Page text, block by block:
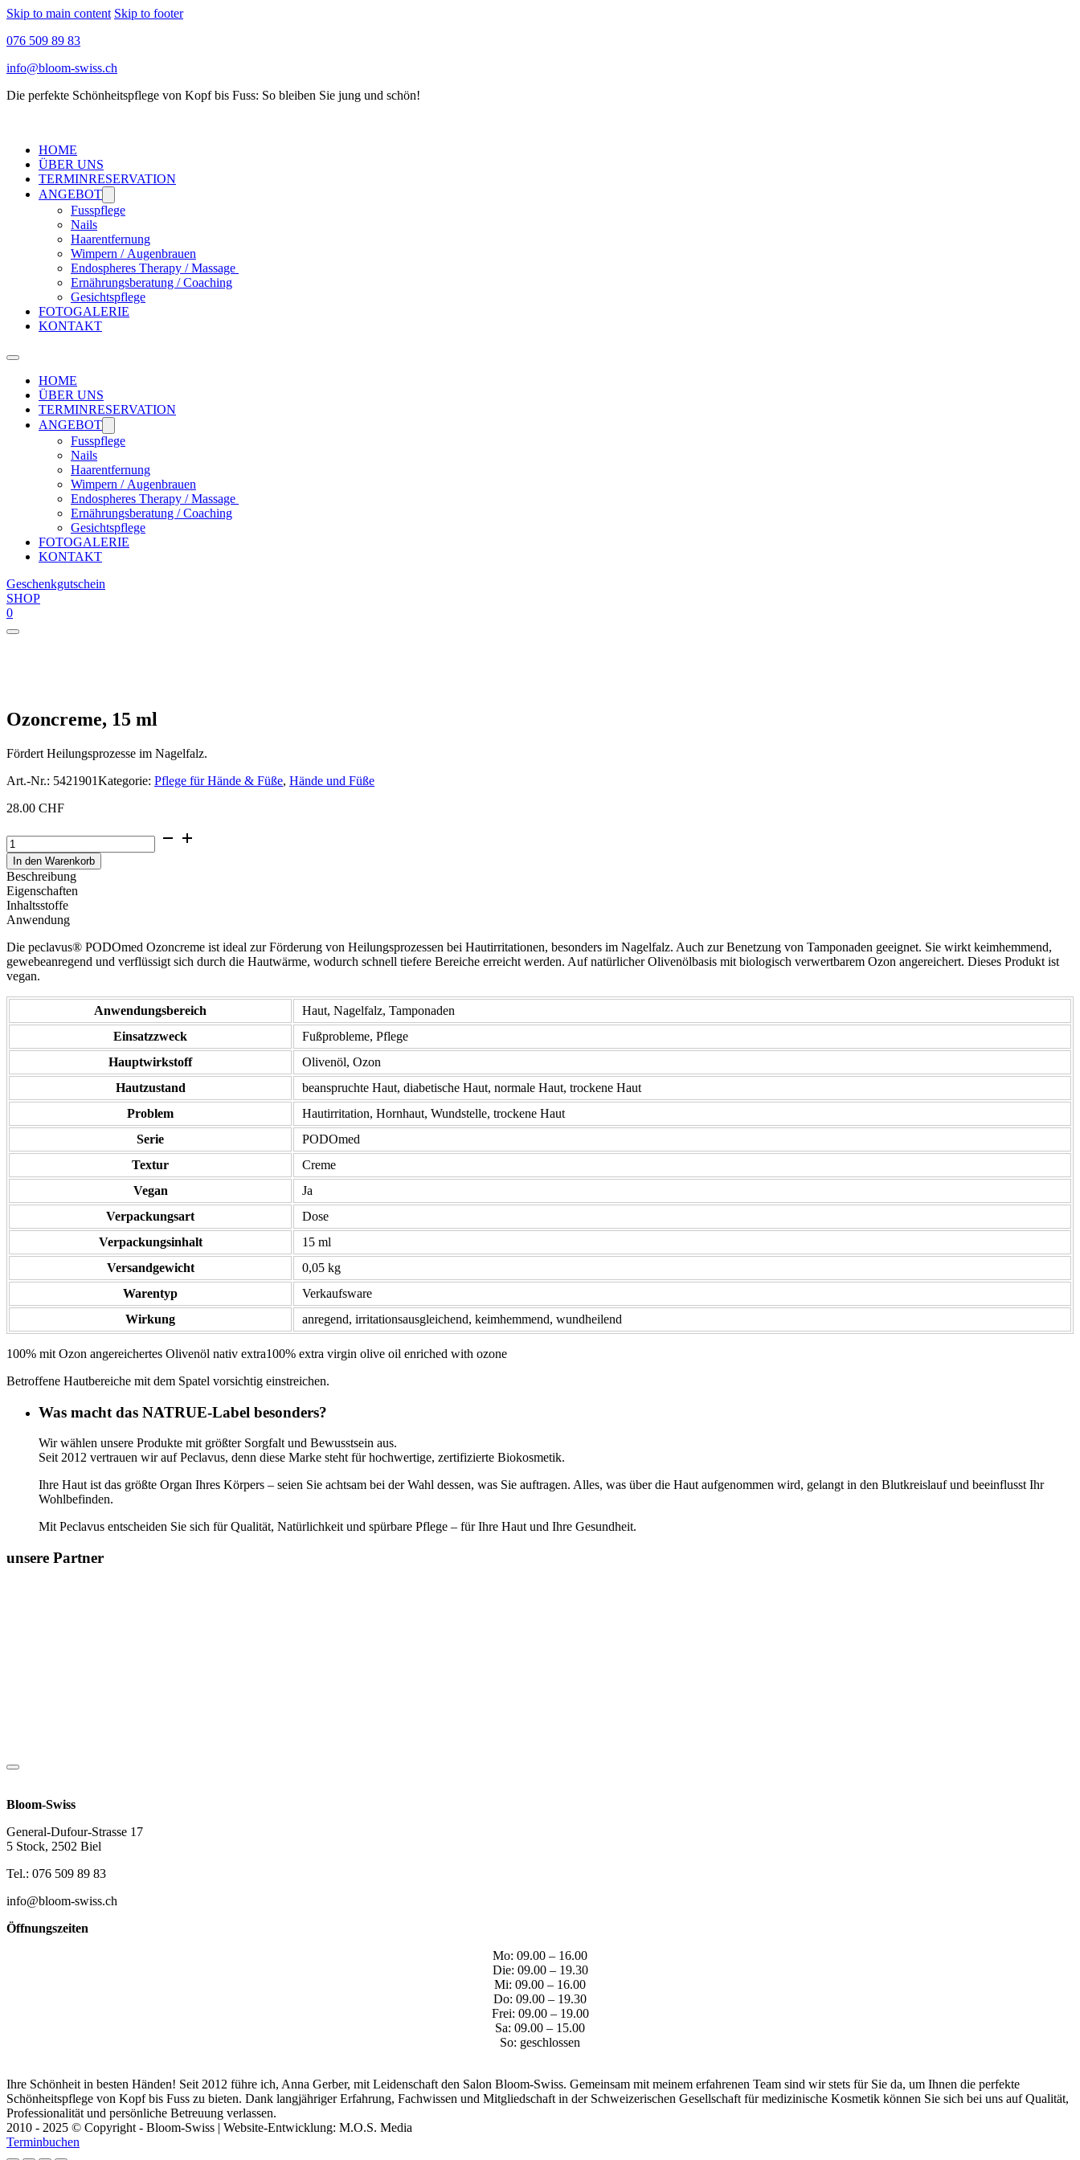
Skip to main content Skip to footer
076 509 89 83
info@bloom-swiss.ch
Die perfekte Schönheitspflege von Kopf bis Fuss: So bleiben Sie jung und schön!
HOME
ÜBER UNS
TERMINRESERVATION
ANGEBOT
Fusspflege
Nails
Haarentfernung
Wimpern / Augenbrauen
Endospheres Therapy / Massage
Ernährungsberatung / Coaching
Gesichtspflege
FOTOGALERIE
KONTAKT
HOME
ÜBER UNS
TERMINRESERVATION
ANGEBOT
Fusspflege
Nails
Haarentfernung
Wimpern / Augenbrauen
Endospheres Therapy / Massage
Ernährungsberatung / Coaching
Gesichtspflege
FOTOGALERIE
KONTAKT
Geschenkgutschein
SHOP
0
Ozoncreme, 15 ml
Fördert Heilungsprozesse im Nagelfalz.
Art.-Nr.: 5421901Kategorie: Pflege für Hände & Füße, Hände und Füße
28.00 CHF
Ozoncreme,
15
ml
Menge
In den Warenkorb
Beschreibung
Eigenschaften
Inhaltsstoffe
Anwendung
Die peclavus® PODOmed Ozoncreme ist ideal zur Förderung von Heilungsprozessen bei Hautirritationen, besonders im Nagelfalz. Auch zur Benetzung von Tamponaden geeignet. Sie wirkt keimhemmend,
gewebeanregend und verflüssigt sich durch die Hautwärme, wodurch schnell tiefere Bereiche erreicht werden. Auf natürlicher Olivenölbasis mit biologisch verwertbarem Ozon angereichert. Dieses Produkt ist
vegan.
Anwendungsbereich
Haut, Nagelfalz, Tamponaden
Einsatzzweck
Fußprobleme, Pflege
Hauptwirkstoff
Olivenöl, Ozon
Hautzustand
beanspruchte Haut, diabetische Haut, normale Haut, trockene Haut
Problem
Hautirritation, Hornhaut, Wundstelle, trockene Haut
Serie
PODOmed
Textur
Creme
Vegan
Ja
Verpackungsart
Dose
Verpackungsinhalt
15 ml
Versandgewicht
0,05 kg
Warentyp
Verkaufsware
Wirkung
anregend, irritationsausgleichend, keimhemmend, wundheilend
100% mit Ozon angereichertes Olivenöl nativ extra100% extra virgin olive oil enriched with ozone
Betroffene Hautbereiche mit dem Spatel vorsichtig einstreichen.
Was macht das NATRUE-Label besonders?
Wir wählen unsere Produkte mit größter Sorgfalt und Bewusstsein aus.
Seit 2012 vertrauen wir auf Peclavus, denn diese Marke steht für hochwertige, zertifizierte Biokosmetik.
Ihre Haut ist das größte Organ Ihres Körpers – seien Sie achtsam bei der Wahl dessen, was Sie auftragen. Alles, was über die Haut aufgenommen wird, gelangt in den Blutkreislauf und beeinflusst Ihr
Wohlbefinden.
Mit Peclavus entscheiden Sie sich für Qualität, Natürlichkeit und spürbare Pflege – für Ihre Haut und Ihre Gesundheit.
unsere Partner
Bloom-Swiss
General-Dufour-Strasse 17
5 Stock, 2502 Biel
Tel.: 076 509 89 83
info@bloom-swiss.ch
Öffnungszeiten
Mo: 09.00 – 16.00
Die: 09.00 – 19.30
Mi: 09.00 – 16.00
Do: 09.00 – 19.30
Frei: 09.00 – 19.00
Sa: 09.00 – 15.00
So: geschlossen
Ihre Schönheit in besten Händen! Seit 2012 führe ich, Anna Gerber, mit Leidenschaft den Salon Bloom-Swiss. Gemeinsam mit meinem erfahrenen Team sind wir stets für Sie da, um Ihnen die perfekte
Schönheitspflege von Kopf bis Fuss zu bieten. Dank langjähriger Erfahrung, Fachwissen und Mitgliedschaft in der Schweizerischen Gesellschaft für medizinische Kosmetik können Sie sich bei uns auf Qualität,
Professionalität und persönliche Betreuung verlassen.
2010 - 2025 © Copyright - Bloom-Swiss | Website-Entwicklung: M.O.S. Media
Terminbuchen